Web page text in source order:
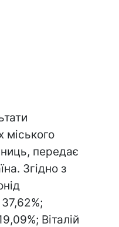
міського
передає
Згідно з
Віталій